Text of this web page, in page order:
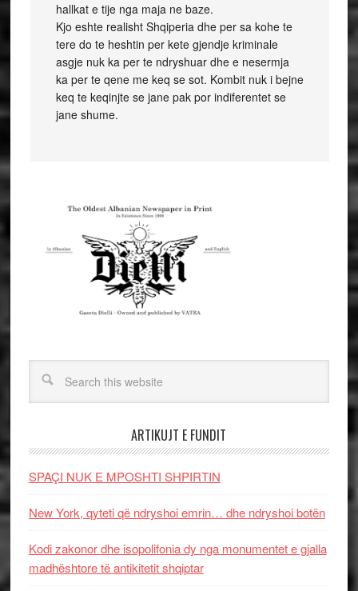
hallkat e tije nga maja ne baze.
Kjo eshte realisht Shqiperia dhe per sa kohe te
tere do te heshtin per kete gjendje kriminale
asgje nuk ka per te ndryshuar dhe e nesermja
ka per te qene me keq se sot. Kombit nuk i bejne
keq te keqinjte se jane pak por indiferentet se
jane shume.
ARTIKUJT E FUNDIT
SPAÇI NUK E MPOSHTI SHPIRTIN
New York, qyteti që ndryshoi emrin… dhe ndryshoi botën
Kodi zakonor dhe isopolifonia dy nga monumentet e gjalla
madhështore të antikitetit shqiptar